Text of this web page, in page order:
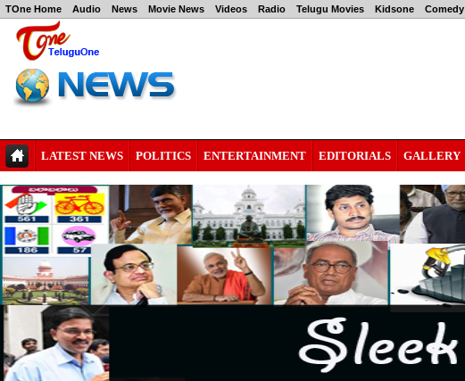
TOne Home Audio News Movie News Videos Radio Telugu Movies Kidsone Comedy
LATEST NEWS POLITICS ENTERTAINMENT EDITORIALS GALLERY